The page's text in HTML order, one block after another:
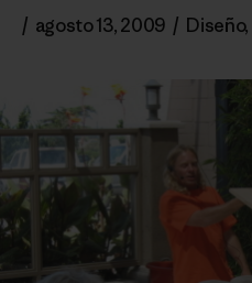
/ agosto 13, 2009 / Diseño,